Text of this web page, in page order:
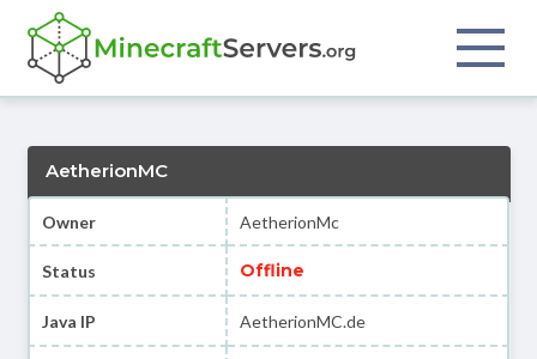
AetherionMC
Owner AetherionMc
Status Offline
Java IP AetherionMC.de